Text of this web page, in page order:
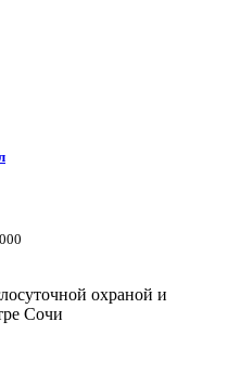
охраной и
Сочи